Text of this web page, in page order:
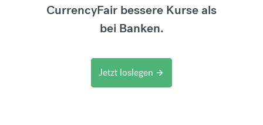
CurrencyFair bessere Kurse als
bei Banken.
Jetzt loslegen arrow_forward